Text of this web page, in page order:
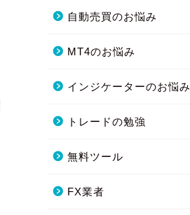
自動売買のお悩み
MT4のお悩み
インジケーターのお悩み
トレードの勉強
無料ツール
FX業者